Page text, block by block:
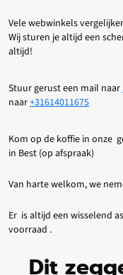
Vele webwinkels
Wij sturen je altijd een
altijd!
Stuur gerust een mail naar
naar+31614011675
Kom op de koffie in onze
in Best (op afspraak)
Van harte welkom, we
Er is altijd een wisselend
voorraad .
Dit